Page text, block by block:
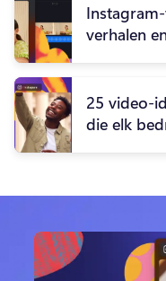
verhalen
25 video-
die elk